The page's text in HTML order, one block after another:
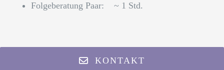
Folgeberatung Paar: ~ 1 Std.
KONTAKT